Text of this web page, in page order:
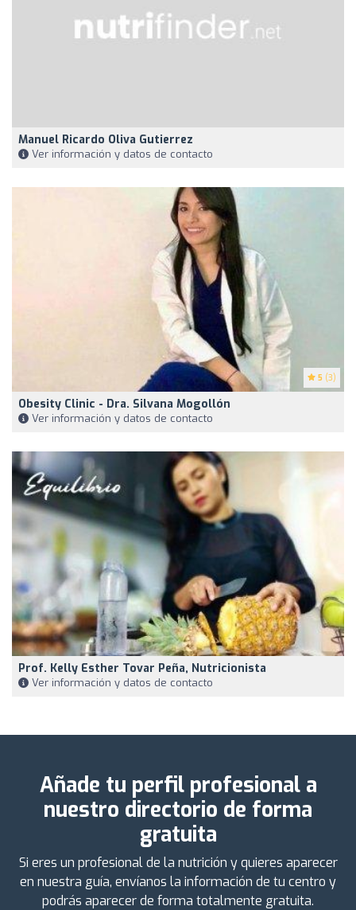
Manuel Ricardo Oliva Gutierrez
Ver información y datos de contacto
5 (3)
Obesity Clinic - Dra. Silvana Mogollón
Ver información y datos de contacto
Prof. Kelly Esther Tovar Peña, Nutricionista
Ver información y datos de contacto
Añade tu perfil profesional a
nuestro directorio de forma
gratuita
Si eres un profesional de la nutrición y quieres aparecer
en nuestra guía, envíanos la información de tu centro y
podrás aparecer de forma totalmente gratuita.